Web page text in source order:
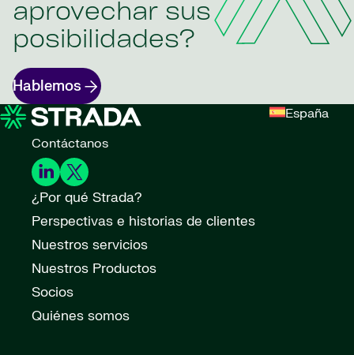
aprovechar sus
posibilidades?
Hablemos
España
Contáctanos
¿Por qué Strada?
Perspectivas e historias de clientes
Nuestros servicios
Nuestros Productos
Socios
Quiénes somos